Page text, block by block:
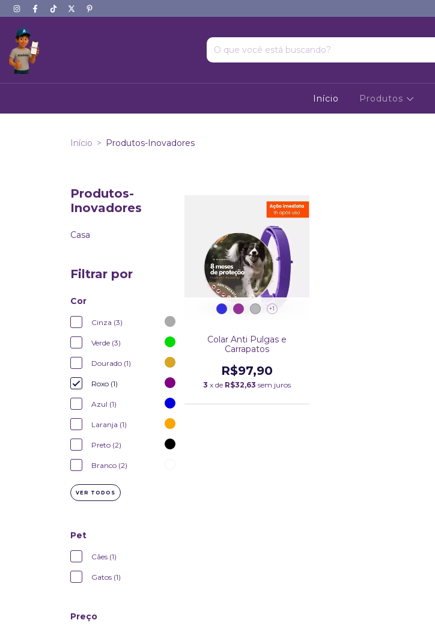
Início Produtos
Início > Produtos-Inovadores
Produtos-
Inovadores
Casa
Filtrar por
Cor
Cinza (3)
Verde (3)
Dourado (1)
Roxo (1)
Azul (1)
Laranja (1)
Preto (2)
Branco (2)
VER TODOS
Pet
Cães (1)
Gatos (1)
Preço
+1
Colar Anti Pulgas e
Carrapatos
R$97,90
3 x de R$32,63 sem juros